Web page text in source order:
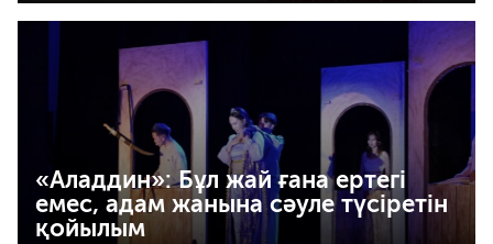
«Аладдин»: Бұл жай ғана ертегі
емес, адам жанына сәуле түсіретін
қойылым